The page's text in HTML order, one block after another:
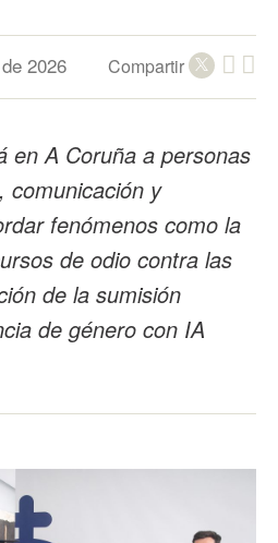
2026 Compartir
en A Coruña a personas
comunicación y
fenómenos como la
de odio contra las
de la sumisión
de género con IA